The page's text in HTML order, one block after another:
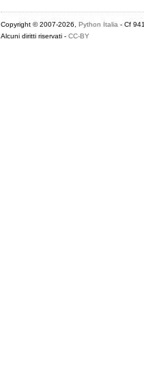
Copyright © 2007-2026, Python Italia - Cf
Alcuni diritti riservati - CC-BY